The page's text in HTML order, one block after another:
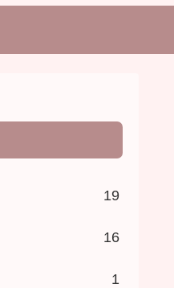
19
16
1